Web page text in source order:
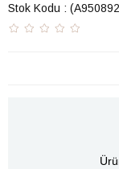
Stok Kodu